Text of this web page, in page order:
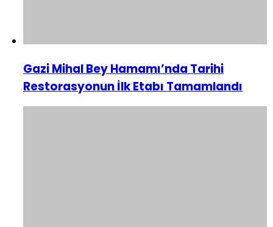
Gazi Mihal Bey Hamamı’nda Tarihi
Restorasyonun İlk Etabı Tamamlandı